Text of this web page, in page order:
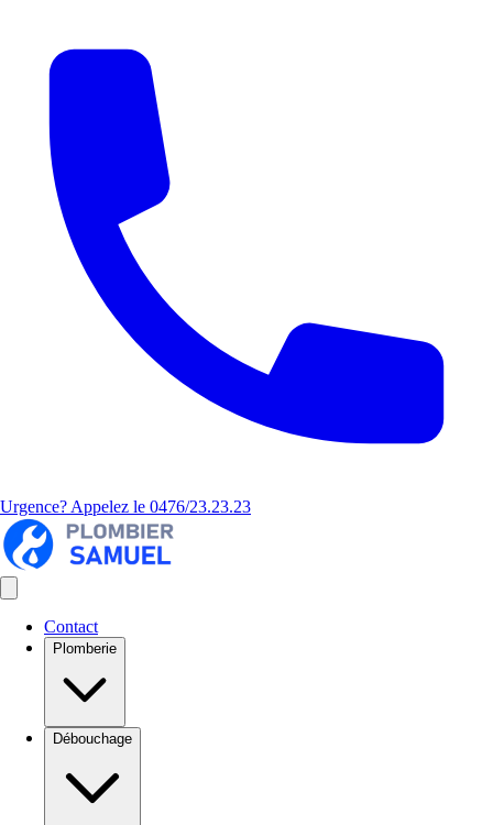
Urgence? Appelez le 0476/23.23.23
Contact
Plomberie
Débouchage